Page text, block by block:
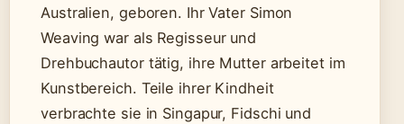
Australien, geboren. Ihr Vater Simon
Weaving war als Regisseur und
Drehbuchautor tätig, ihre Mutter arbeitet im
Kunstbereich. Teile ihrer Kindheit
verbrachte sie in Singapur, Fidschi und